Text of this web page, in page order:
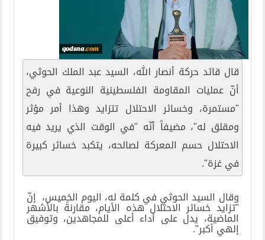
قال قائد حركة أنصار الله، السيد عبد الملك الحوثي،
أنّ عمليات المقاومة الفلسطينية النوعية في رفح
"مستمرة، وخسائر الاحتلال تتزايد وهذا أمر مؤثر
ومقلق له"، مضيفاً أنّه "في الوقت الذي يريد فيه
الاحتلال حسم المعركة لصالحه، يتكبد خسائر كبيرة
في غزة".
وقال السيد الحوثي في كلمة له، اليوم الخميس، إنّ
"تزايد خسائر الاحتلال هذه الأيام، مقارنةً بالأشهر
الماضية، يدل على أداء أعلى للمجاهدين، وتوفيق
إلهي أكبر".